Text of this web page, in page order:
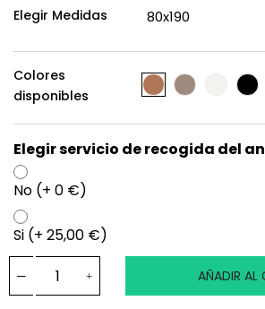
Elegir Medidas
Colores
disponibles
Elegir servicio de recogida del
No (+ 0 €)
Si (+ 25,00 €)
AÑADIR AL